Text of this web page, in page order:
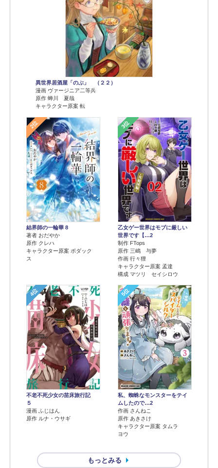
異世界居酒屋「のぶ」 （２２）
漫画 ヴァージニア二等兵
原作 蝉川 夏哉
キャラクター原案 転
2位
結界師の一輪華 8
著者 おだやか
原作 クレハ
キャラクター原案 ボダック
ス
3位
乙女ゲー世界はモブに厳しい
世界です【…2
制作 FTops
原作 三嶋 与夢
作画 行々狸
キャラクター原案 孟達
構成 マツリ セイシロウ
4位
不老不死少女の苗床旅行記
５
漫画 ふじはん
原作 ルナ・ウサギ
5位
私、蜘蛛なモンスターをテイ
ムしたので…2
作画 さんねこ
原作 あきさけ
キャラクター原案 タムラ
ヨウ
もっとみる